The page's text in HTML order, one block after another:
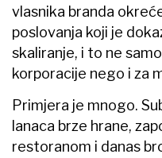
vlasnika branda
poslovanja koji je
skaliranje, i to ne
korporacije nego i za
Primjera je mnogo.
lanaca brze hrane,
restoranom i danas